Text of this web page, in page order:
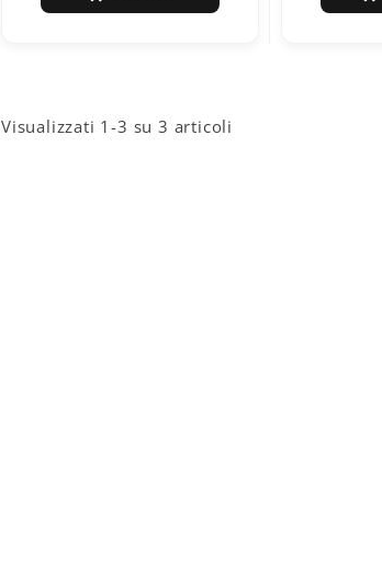
Visualizzati 1-3 su 3 articoli